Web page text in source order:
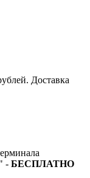
Доставка
- БЕСПЛАТНО